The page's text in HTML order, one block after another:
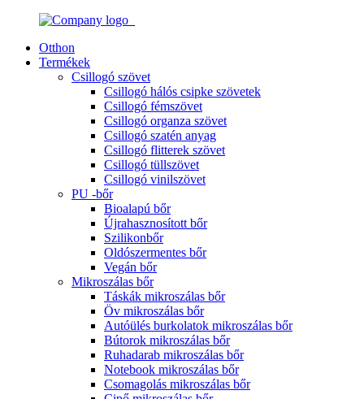
Otthon
Termékek
Csillogó szövet
Csillogó hálós csipke szövetek
Csillogó fémszövet
Csillogó organza szövet
Csillogó szatén anyag
Csillogó flitterek szövet
Csillogó tüllszövet
Csillogó vinilszövet
PU -bőr
Bioalapú bőr
Újrahasznosított bőr
Szilikonbőr
Oldószermentes bőr
Vegán bőr
Mikroszálas bőr
Táskák mikroszálas bőr
Öv mikroszálas bőr
Autóülés burkolatok mikroszálas bőr
Bútorok mikroszálas bőr
Ruhadarab mikroszálas bőr
Notebook mikroszálas bőr
Csomagolás mikroszálas bőr